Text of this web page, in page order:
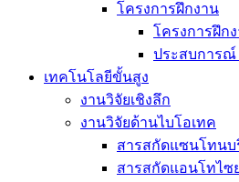
โครงการฝึกงาน
โครงการฝึกง
ประสบการณ์
เทคโนโลยีขั้นสูง
งานวิจัยเชิงลึก
งานวิจัยด้านไบโอเทค
สารสกัดแซนโทนบ
สารสกัดแอนโทไซ